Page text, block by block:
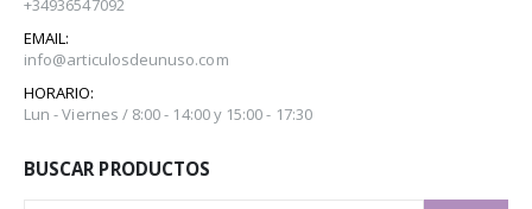
+34936547092
EMAIL:
info@articulosdeunuso.com
HORARIO:
Lun - Viernes / 8:00 - 14:00 y 15:00 - 17:30
BUSCAR PRODUCTOS